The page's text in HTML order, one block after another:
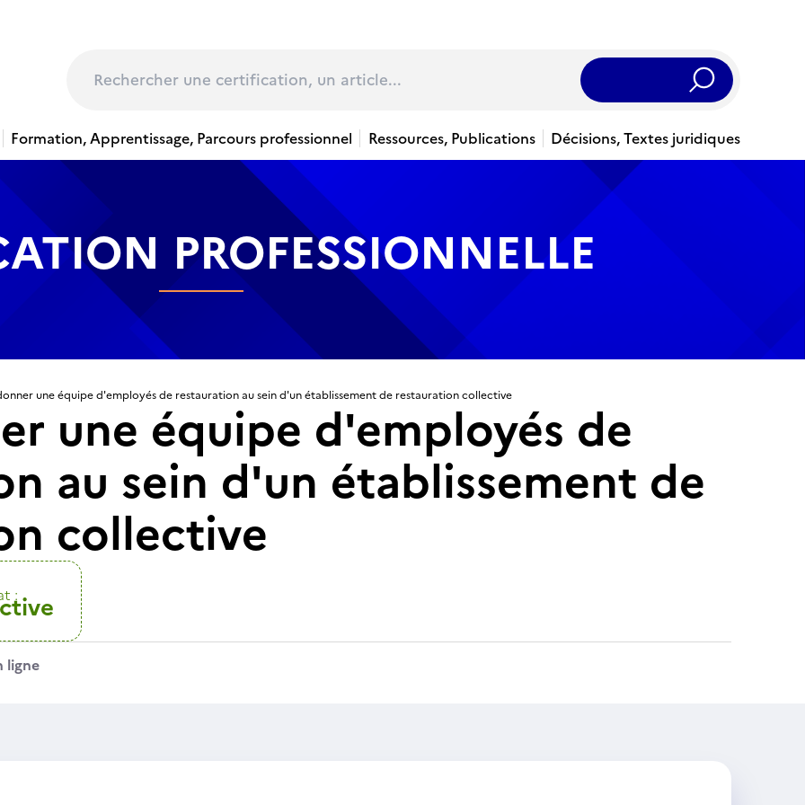
Rechercher
Formation, Apprentissage, Parcours professionnel Ressources, Publications Décisions, Textes juridiques
PROFESSIONNELLE
une équipe d'employés de restauration au sein d'un établissement de restauration collective
une équipe d'employés de
au sein d'un établissement de
collective
:
ligne